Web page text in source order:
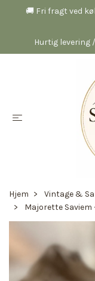
🚚 Fri fragt ved
Hurtig levering
Hjem
Vintage &
Majorette Saviem